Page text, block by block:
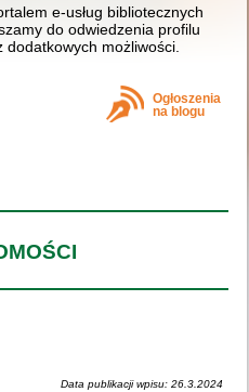
e-usług bibliotecznych
do odwiedzenia profilu
możliwości.
Ogłoszenia
na blogu
Data publikacji wpisu: 26.3.2024